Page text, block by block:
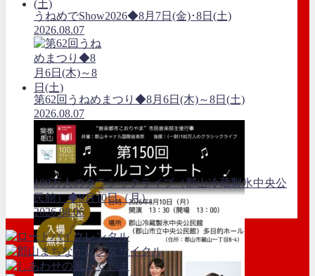
うねめでShow2026◆8月7日(金)･8日(土)
2026.08.07
第62回うねめまつり◆8月6日(木)～8日(土)
2026.08.07
100万人のクラシックライブ（郡山冷蔵製氷中央公
民館）◆8月10日（月）
2026.08.06